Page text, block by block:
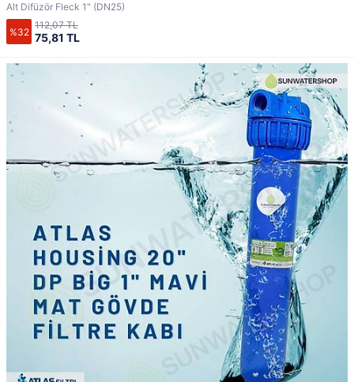
Alt Difüzör Fleck 1" (DN25)
%32 75,81 TL
112,07 TL